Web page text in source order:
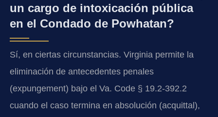
un cargo de intoxicación pública
en el Condado de Powhatan?
Sí, en ciertas circunstancias. Virginia permite la
eliminación de antecedentes penales
(expungement) bajo el Va. Code § 19.2-392.2
cuando el caso termina en absolución (acquittal),